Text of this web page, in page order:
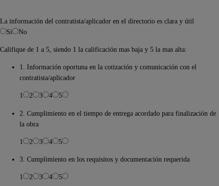
La información del contratista/aplicador en el directorio es clara y útil
Si
No
Califique de 1 a 5, siendo 1 la calificación mas baja y 5 la mas alta:
1. Información oportuna en la cotización y comunicación con el
contratista/aplicador
1 2 3 4 5
2. Cumplimiento en el tiempo de entrega acordado para finalización de
la obra
1 2 3 4 5
3. Cumplimiento en los requisitos y documentación requerida
1 2 3 4 5